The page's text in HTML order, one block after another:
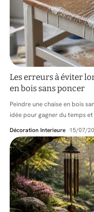
Les erreurs à éviter
en bois sans poncer
Peindre une chaise en bois
idée pour gagner du temps
Décoration Interieure 15/07/